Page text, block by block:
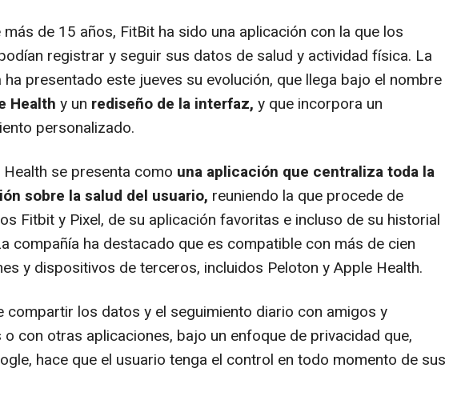
de 15 años, FitBit ha sido una aplicación con la que los
registrar y seguir sus datos de salud y actividad física. La
ha presentado este jueves su evolución, que llega bajo el nombre
Health y un rediseño de la interfaz, y que incorpora un
personalizado.
se presenta como una aplicación que centraliza toda la
sobre la salud del usuario, reuniendo la que procede de
Fitbit y Pixel, de su aplicación favoritas e incluso de su historial
compañía ha destacado que es compatible con más de cien
y dispositivos de terceros, incluidos Peloton y Apple Health.
los datos y el seguimiento diario con amigos y
con otras aplicaciones, bajo un enfoque de privacidad que,
hace que el usuario tenga el control en todo momento de sus